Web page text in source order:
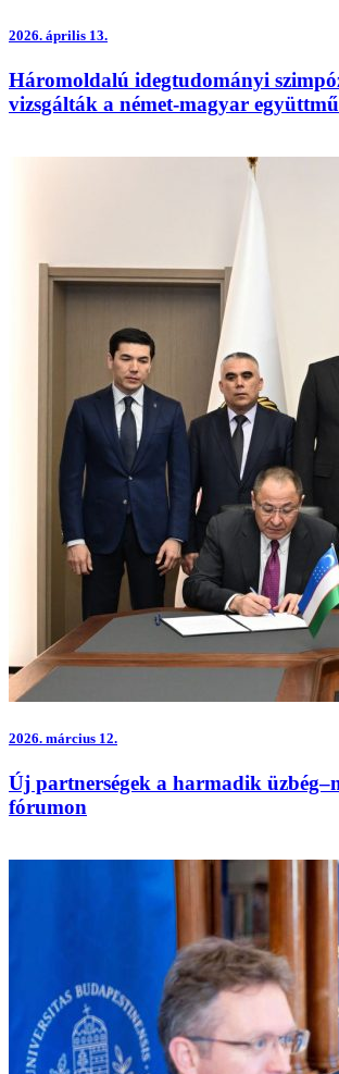
2026. április 13.
Háromoldalú idegtudományi
vizsgálták a német-magyar
2026. március 12.
Új partnerségek a harmadik
fórumon